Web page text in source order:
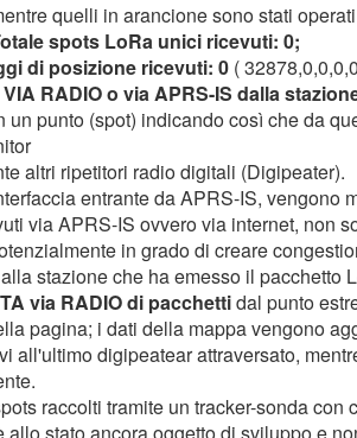
quelli in arancione sono stati
spots LoRa unici ricevuti: 0;
di posizione ricevuti: 0 (
RADIO o via APRS-IS dalla
punto (spot) indicando così che da
altri ripetitori radio digitali (Digipeater).
entrante da APRS-IS, vengono
via APRS-IS ovvero via internet, non
in grado di creare
stazione che ha emesso il pacchetto
via RADIO di pacchettidal punto
pagina; i dati della mappa vengono
digipeatear attraversato,
raccolti tramite un tracker-sonda con